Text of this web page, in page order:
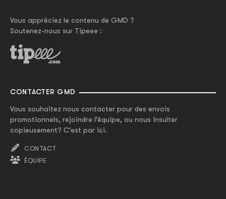
Vous appréciez le contenu de GMD ?
Soutenez-nous sur Tipeee :
CONTACTER GMD
Vous souhaitez nous contacter pour des envois
promotionnels, rejoindre l'équipe, ou nous insulter
copieusement? C'est par ici.
CONTACT
ÉQUIPE